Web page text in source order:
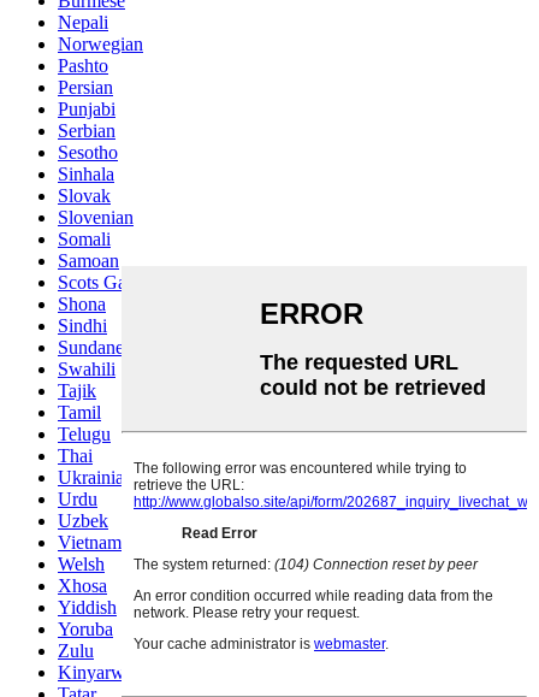
Nepali
Norwegian
Pashto
Persian
Punjabi
Serbian
Sesotho
Sinhala
Slovak
Slovenian
Somali
Samoan
Scots Gaelic
Shona
Sindhi
Sundanese
Swahili
Tajik
Tamil
Telugu
Thai
Ukrainian
Urdu
Uzbek
Vietnamese
Welsh
Xhosa
Yiddish
Yoruba
Zulu
Kinyarwanda